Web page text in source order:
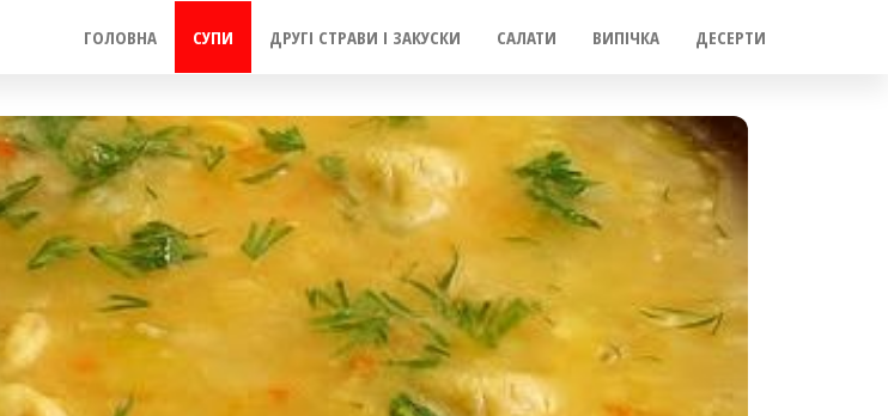
ГОЛОВНА СУПИ ДРУГІ СТРАВИ І ЗАКУСКИ САЛАТИ ВИПІЧКА ДЕСЕРТИ